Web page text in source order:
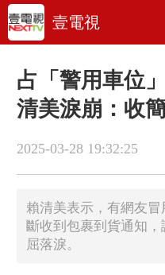
壹電視
占「警用車位
清美淚崩：收
2025-03-28 19:32:25
賴清美表示，有網友
斷收到包裹到貨通知
屈落淚。